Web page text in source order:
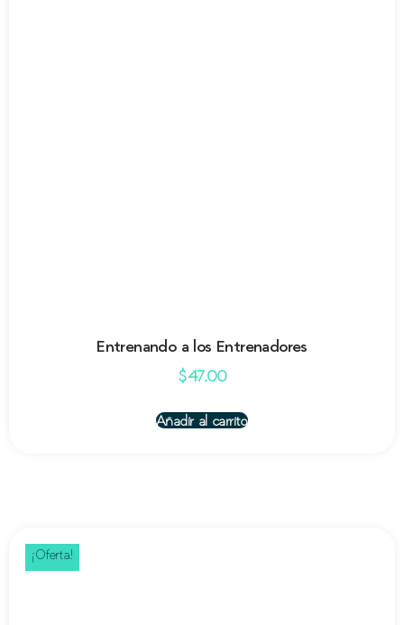
Entrenando a los Entrenadores
$47.00
Añadir al carrito
¡Oferta!